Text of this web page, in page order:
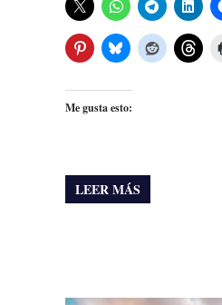
Me gusta esto:
LEER MÁS